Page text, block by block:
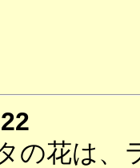
の花は、